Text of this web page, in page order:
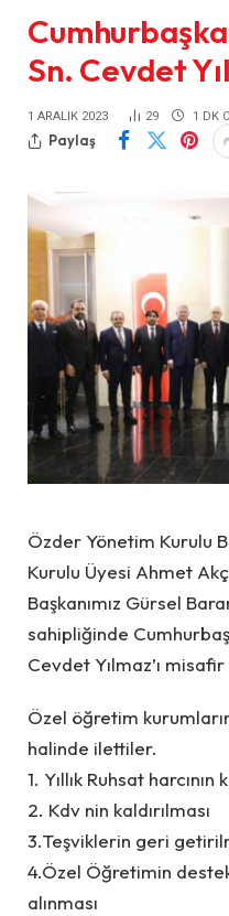
Sn. Cevdet
1 ARALIK 2023 29 1 DK
Paylaş
Özder Yönetim Kurulu
Kurulu Üyesi Ahmet
Başkanımız Gürsel
sahipliğinde
Cevdet Yılmaz’ı
Özel öğretim
halinde ilettiler.
1. Yıllık Ruhsat harcının
2. Kdv nin kaldırılması
3.Teşviklerin geri
4.Özel Öğretimin
alınması